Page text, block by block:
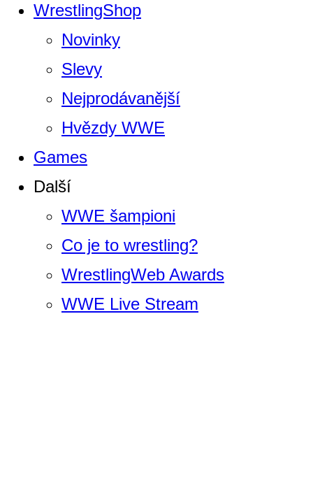
WrestlingShop
Novinky
Slevy
Nejprodávanější
Hvězdy WWE
Games
Další
WWE šampioni
Co je to wrestling?
WrestlingWeb Awards
WWE Live Stream